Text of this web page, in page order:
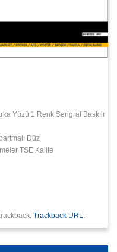
Yüzü 1 Renk Serigraf Baskılı
Düz
TSE Kalite
Trackback URL